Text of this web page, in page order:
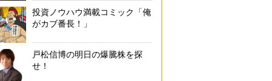
投資ノウハウ満載コミック「俺
がカブ番長！」
戸松信博の明日の爆騰株を探
せ！